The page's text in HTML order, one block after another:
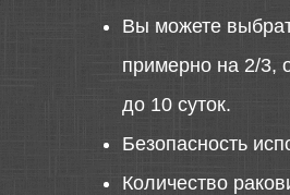
Вы можете
примерно на 2/3,
до 10 суток.
Безопасность
Количество